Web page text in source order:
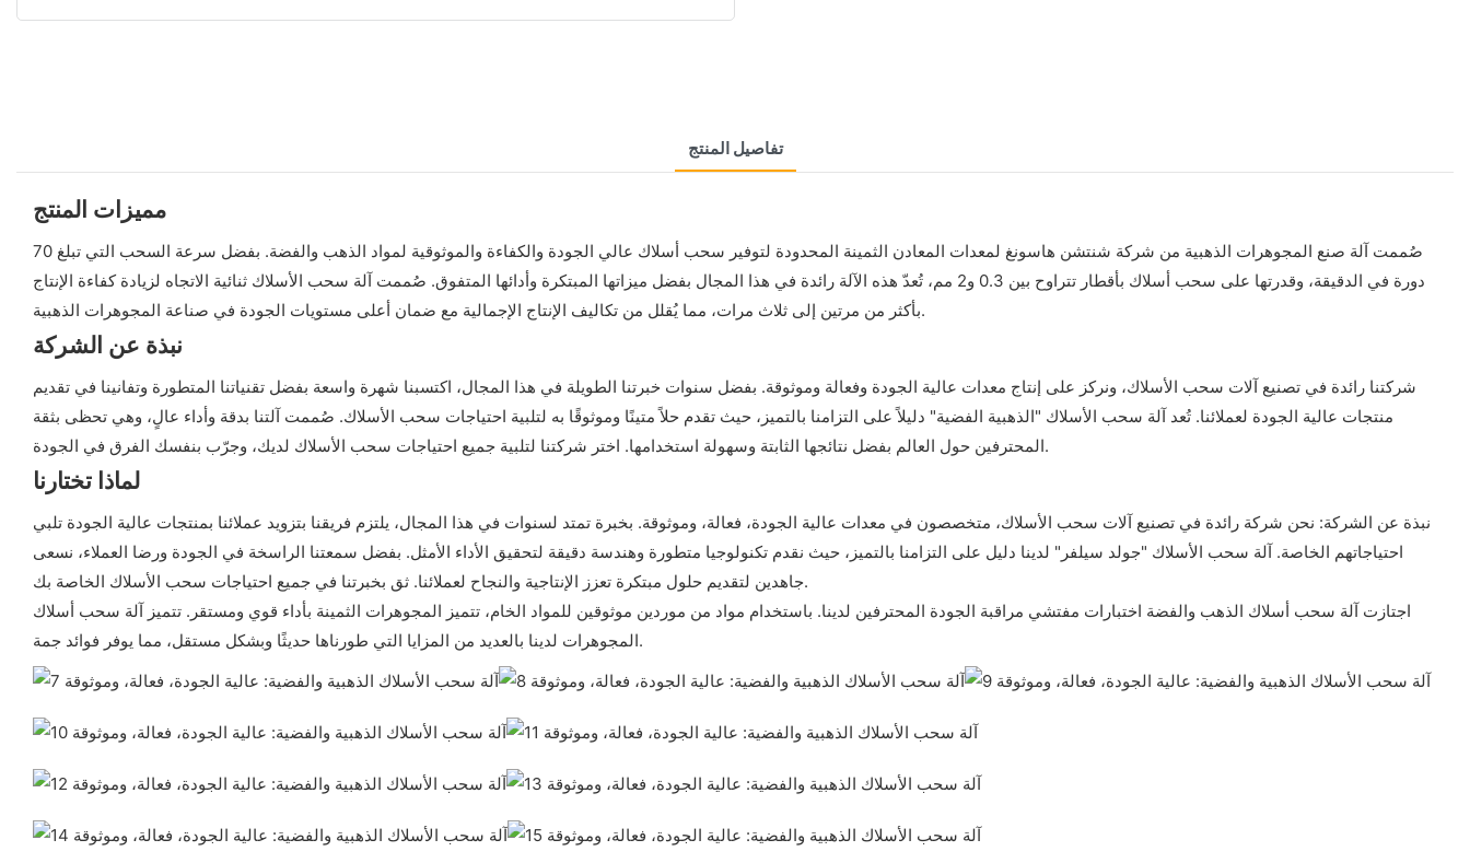
تفاصيل المنتج
مميزات المنتج
صُممت آلة صنع المجوهرات الذهبية من شركة شنتشن هاسونغ لمعدات المعادن الثمينة المحدودة لتوفير سحب أسلاك عالي الجودة والكفاءة والموثوقية لمواد الذهب والفضة. بفضل سرعة السحب التي تبلغ 70
دورة في الدقيقة، وقدرتها على سحب أسلاك بأقطار تتراوح بين 0.3 و2 مم، تُعدّ هذه الآلة رائدة في هذا المجال بفضل ميزاتها المبتكرة وأدائها المتفوق. صُممت آلة سحب الأسلاك ثنائية الاتجاه لزيادة كفاءة الإنتاج
بأكثر من مرتين إلى ثلاث مرات، مما يُقلل من تكاليف الإنتاج الإجمالية مع ضمان أعلى مستويات الجودة في صناعة المجوهرات الذهبية.
نبذة عن الشركة
شركتنا رائدة في تصنيع آلات سحب الأسلاك، ونركز على إنتاج معدات عالية الجودة وفعالة وموثوقة. بفضل سنوات خبرتنا الطويلة في هذا المجال، اكتسبنا شهرة واسعة بفضل تقنياتنا المتطورة وتفانينا في تقديم
منتجات عالية الجودة لعملائنا. تُعد آلة سحب الأسلاك "الذهبية الفضية" دليلاً على التزامنا بالتميز، حيث تقدم حلاً متينًا وموثوقًا به لتلبية احتياجات سحب الأسلاك. صُممت آلتنا بدقة وأداء عالٍ، وهي تحظى بثقة
المحترفين حول العالم بفضل نتائجها الثابتة وسهولة استخدامها. اختر شركتنا لتلبية جميع احتياجات سحب الأسلاك لديك، وجرّب بنفسك الفرق في الجودة.
لماذا تختارنا
نبذة عن الشركة: نحن شركة رائدة في تصنيع آلات سحب الأسلاك، متخصصون في معدات عالية الجودة، فعالة، وموثوقة. بخبرة تمتد لسنوات في هذا المجال، يلتزم فريقنا بتزويد عملائنا بمنتجات عالية الجودة تلبي
احتياجاتهم الخاصة. آلة سحب الأسلاك "جولد سيلفر" لدينا دليل على التزامنا بالتميز، حيث نقدم تكنولوجيا متطورة وهندسة دقيقة لتحقيق الأداء الأمثل. بفضل سمعتنا الراسخة في الجودة ورضا العملاء، نسعى
جاهدين لتقديم حلول مبتكرة تعزز الإنتاجية والنجاح لعملائنا. ثق بخبرتنا في جميع احتياجات سحب الأسلاك الخاصة بك.
اجتازت آلة سحب أسلاك الذهب والفضة اختبارات مفتشي مراقبة الجودة المحترفين لدينا. باستخدام مواد من موردين موثوقين للمواد الخام، تتميز المجوهرات الثمينة بأداء قوي ومستقر. تتميز آلة سحب أسلاك
المجوهرات لدينا بالعديد من المزايا التي طورناها حديثًا وبشكل مستقل، مما يوفر فوائد جمة.